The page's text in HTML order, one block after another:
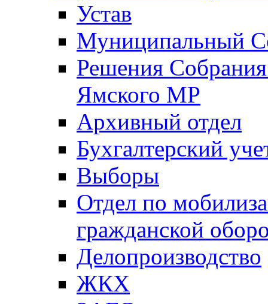
Устав
Муниципальный
Решения
Ямского МР
Архивный отдел
Бухгалтерский
Выборы
Отдел по
гражданской
Делопроизводство
ЖКХ